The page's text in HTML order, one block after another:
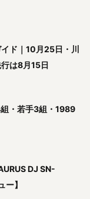
ド｜10月25日・川
は8月15日
・若手3組・1989
DJ SN-
】